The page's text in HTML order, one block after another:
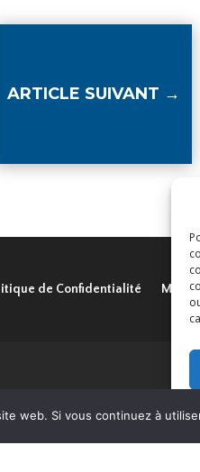
ARTICLE SUIVANT →
de Confidentialité
| Tous droits réservés
web. Si vous continuez à